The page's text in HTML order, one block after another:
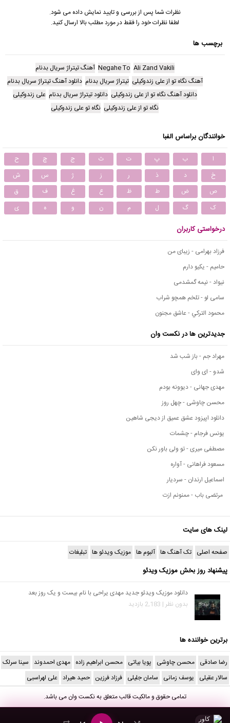
نظرات شما پس از بررسی و تایید نمایش داده می شود.
لطفا نظرات خود را فقط در مورد مطلب بالا ارسال کنید.
برچسب ها
Ali Zand Vakili
Negahe To آهنگ تیتراژ سریال بدنام
آهنگ نگاه تو از علی زندوکیلی تیتراژ سریال بدنام دانلود آهنگ تیتراژ سریال بدنام
دانلود آهنگ نگاه تو از علی زندوکیلی دانلود تیتراژ سریال بدنام علی زندوکیلی
نگاه تو از علی زندوکیلی نگاه تو علی زندوکیلی
خوانندگان براساس الفبا
ا ب پ ت ث ج چ
ح
خ
د ذ ر ز ژ س
ش
ص
ض ط ظ ع غ ف
ق
ک
گ ل م ن و ه ی
درخواستی کاربران
فرزاد بهرامی - زیبای من
حامیم - یکیو دارم
نیواد - نیمه گمشدمی
سامی لو - تلخم همچو شراب
محمود التركي - عاشق مجنون
جدیدترین ها در نکست وان
مهراد جم - باز شب شد
شدو - ای وای
مهدی جهانی - دیوونه بودم
محسن چاوشی - چهل روز
دانلود اپیزود عشق عمیق از دیجی شاهین
یونس فرجام - چشمات
مصطفی میری - تو ولی باور نکن
مسعود فراهانی - آواره
اسماعیل ارندان - سردیار
مرتضی باب - ممنونم ازت
لینک های سایت
صفحه اصلی تک آهنگ ها آلبوم ها موزیک ویدئو ها تبلیغات
پیشنهاد روز بخش موزیک ویدئو
دانلود موزیک ویدئو جدید مهدی یراحی با نام بیست و یک روز بعد
بدون نظر | 2,183 بازدید
برترین خواننده ها
رضا صادقی محسن چاوشی پویا بیاتی محسن ابراهیم زاده مهدی احمدوند سینا سرلک
سالار عقیلی یوسف زمانی سامان جلیلی فرزاد فرزین حمید هیراد علی لهراسبی
تمامی حقوق و مالکیت قالب متعلق بهنکست وانمی باشد.